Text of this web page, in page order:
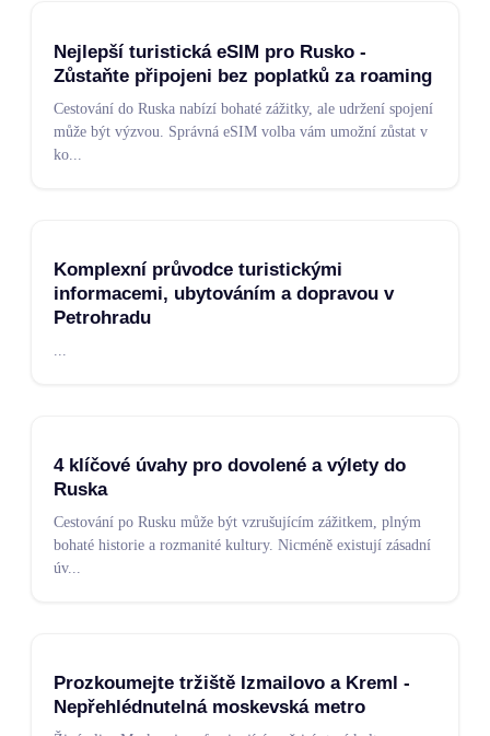
Nejlepší turistická eSIM pro Rusko -
Zůstaňte připojeni bez poplatků za roaming
Cestování do Ruska nabízí bohaté zážitky, ale udržení spojení
může být výzvou. Správná eSIM volba vám umožní zůstat v
ko
Komplexní průvodce turistickými
informacemi, ubytováním a dopravou v
Petrohradu
4 klíčové úvahy pro dovolené a výlety do
Ruska
Cestování po Rusku může být vzrušujícím zážitkem, plným
bohaté historie a rozmanité kultury. Nicméně existují zásadní
úv...
Prozkoumejte tržiště Izmailovo a Kreml -
Nepřehlédnutelná moskevská metro